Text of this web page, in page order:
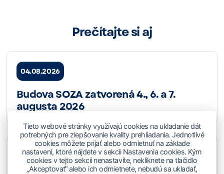
Prečítajte si aj
04.08.2026
Budova SOZA zatvorená 4., 6. a 7.
augusta 2026
16.07.2026
Tieto webové stránky využívajú cookies na ukladanie dát
potrebných pre zlepšovanie kvality prehliadania. Jednotlivé
cookies môžete prijať alebo odmietnuť na základe
nastavení, ktoré nájdete v sekcii Nastavenia cookies. Kým
cookies v tejto sekcii nenastavíte, nekliknete na tlačidlo
„Akceptovať“ alebo ich odmietnete, nebudú sa ukladať,